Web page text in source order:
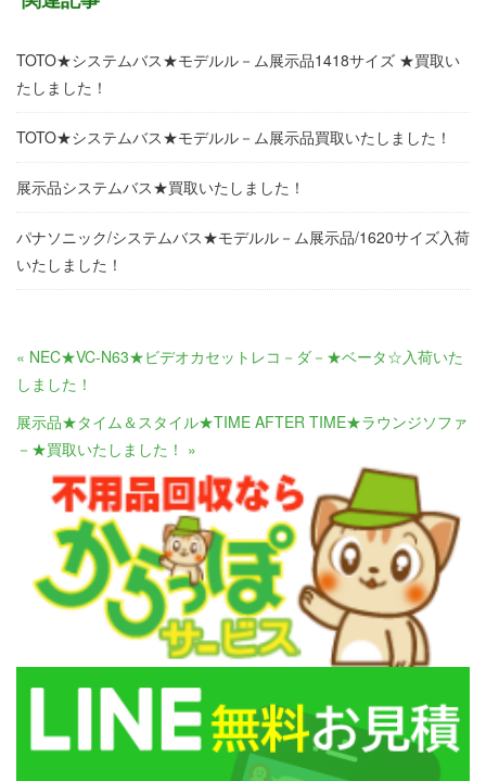
TOTO★システムバス★モデルル－ム展示品1418サイズ ★買取い
たしました！
TOTO★システムバス★モデルル－ム展示品買取いたしました！
展示品システムバス★買取いたしました！
パナソニック/システムバス★モデルル－ム展示品/1620サイズ入荷
いたしました！
« NEC★VC-N63★ビデオカセットレコ－ダ－★ベータ☆入荷いた
しました！
展示品★タイム＆スタイル★TIME AFTER TIME★ラウンジソファ
－★買取いたしました！ »